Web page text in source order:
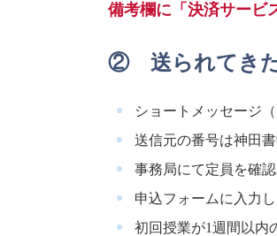
備考欄に「決済サービ
② 送られてきた
ショートメッセージ
送信元の番号は神田書
事務局にて定員を確
申込フォームに入力
初回授業が1週間以内